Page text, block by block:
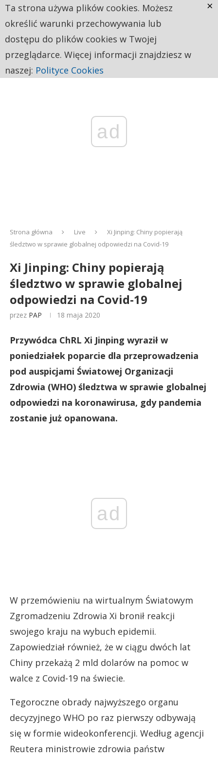
ad
Strona główna Live
Xi Jinping: Chiny popierają
śledztwo w sprawie globalnej odpowiedzi na Covid-19
Xi Jinping: Chiny popierają
śledztwo w sprawie globalnej
odpowiedzi na Covid-19
przez PAP 18 maja 2020
Przywódca ChRL Xi Jinping wyraził w
poniedziałek poparcie dla przeprowadzenia
pod auspicjami Światowej Organizacji
Zdrowia (WHO) śledztwa w sprawie globalnej
odpowiedzi na koronawirusa, gdy pandemia
zostanie już opanowana.
ad
W przemówieniu na wirtualnym Światowym
Zgromadzeniu Zdrowia Xi bronił reakcji
swojego kraju na wybuch epidemii.
Zapowiedział również, że w ciągu dwóch lat
Chiny przekażą 2 mld dolarów na pomoc w
walce z Covid-19 na świecie.
Tegoroczne obrady najwyższego organu
decyzyjnego WHO po raz pierwszy odbywają
się w formie wideokonferencji. Według agencji
Reutera ministrowie zdrowia państw
Ta strona używa plików cookies. Możesz
określić warunki przechowywania lub
dostępu do plików cookies w Twojej
przeglądarce. Więcej informacji znajdziesz w
naszej: Polityce Cookies
×